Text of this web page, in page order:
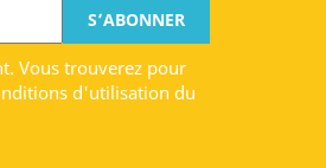
Vous trouverez pour
d'utilisation du